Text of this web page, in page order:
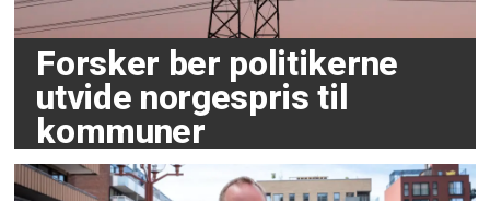
Forsker ber politikerne
utvide norgespris til
kommuner